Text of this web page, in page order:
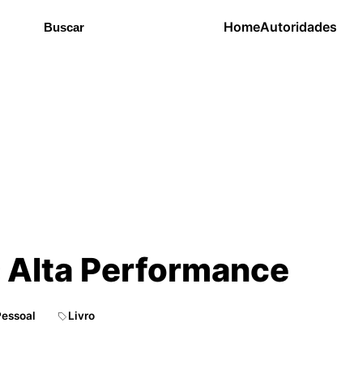
Buscar HomeAutoridades
Alta Performance
Livro